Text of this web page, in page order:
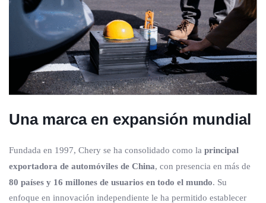
Una marca en expansión mundial
Fundada en 1997, Chery se ha consolidado como la principal
exportadora de automóviles de China, con presencia en más de
80 países y 16 millones de usuarios en todo el mundo. Su
enfoque en innovación independiente le ha permitido establecer